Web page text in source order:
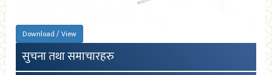
Download / View
सुचना तथा समाचारहरु